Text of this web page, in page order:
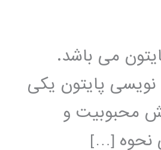
می باشد.
پایتون یکی
محبوبیت و
نحوه […]